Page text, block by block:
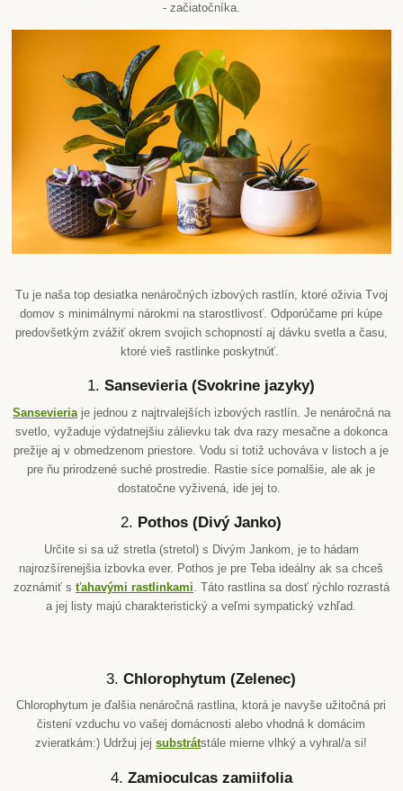
- začiatočníka.
Tu je naša top desiatka nenáročných izbových rastlín, ktoré oživia Tvoj
domov s minimálnymi nárokmi na starostlivosť. Odporúčame pri kúpe
predovšetkým zvážiť okrem svojich schopností aj dávku svetla a času,
ktoré vieš rastlinke poskytnúť.
1.Sansevieria (Svokrine jazyky)
Sansevieriaje jednou z najtrvalejších izbových rastlín. Je nenáročná na
svetlo, vyžaduje výdatnejšiu zálievku tak dva razy mesačne a dokonca
prežije aj v obmedzenom priestore. Vodu si totiž uchováva v listoch a je
pre ňu prirodzené suché prostredie. Rastie síce pomalšie, ale ak je
dostatočne vyživená, ide jej to.
2. Pothos (Divý Janko)
Určite si sa už stretla (stretol) s Divým Jankom, je to hádam
najrozšírenejšia izbovka ever. Pothos je pre Teba ideálny ak sa chceš
zoznámiť s ťahavými rastlinkami. Táto rastlina sa dosť rýchlo rozrastá
a jej listy majú charakteristický a veľmi sympatický vzhľad.
3.Chlorophytum (Zelenec)
Chlorophytum je ďalšia nenáročná rastlina, ktorá je navyše užitočná pri
čistení vzduchu vo vašej domácnosti alebo vhodná k domácim
zvieratkám:) Udržuj jejsubstrátstále mierne vlhký a vyhral/a si!
4. Zamioculcas zamiifolia